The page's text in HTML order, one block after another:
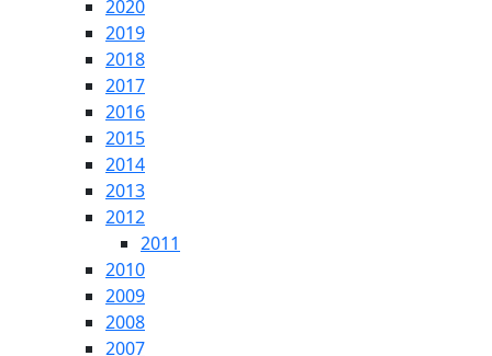
2020
2019
2018
2017
2016
2015
2014
2013
2012
2011
2010
2009
2008
2007